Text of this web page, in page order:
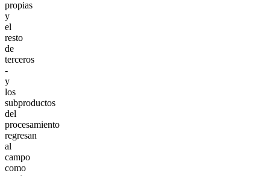
propias
y
el
resto
de
terceros
-
y
los
subproductos
del
procesamiento
regresan
al
campo
como